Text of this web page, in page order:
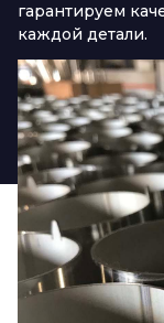
гарантируем
каждой детали.